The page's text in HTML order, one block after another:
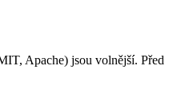
Apache) jsou volnější. Před